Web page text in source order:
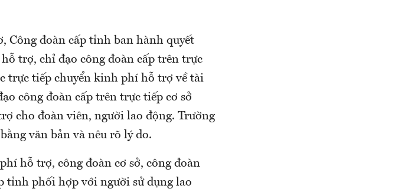
Công đoàn cấp tỉnh ban hành quyết
trợ, chỉ đạo công đoàn cấp trên trực
trực tiếp chuyển kinh phí hỗ trợ về tài
công đoàn cấp trên trực tiếp cơ sở
cho đoàn viên, người lao động. Trường
văn bản và nêu rõ lý do.
hỗ trợ, công đoàn cơ sở, công đoàn
tỉnh phối hợp với người sử dụng lao